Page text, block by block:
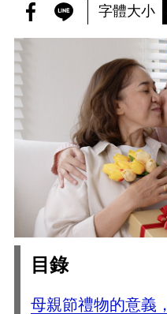
字體大小
目錄
母親節禮物的意義